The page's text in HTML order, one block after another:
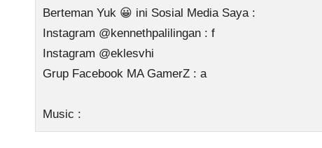
Berteman Yuk 😀 ini Sosial Media Saya :
Instagram @kennethpalilingan : f
Instagram @eklesvhi
Grup Facebook MA GamerZ : a
Music :